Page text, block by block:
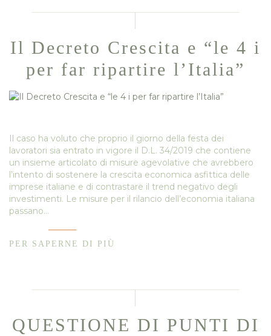
Il Decreto Crescita e “le 4 i
per far ripartire l’Italia”
Il caso ha voluto che proprio il giorno della festa dei
lavoratori sia entrato in vigore il D.L. 34/2019 che contiene
un insieme articolato di misure agevolative che avrebbero
l’intento di sostenere la crescita economica asfittica delle
imprese italiane e di contrastare il trend negativo degli
investimenti. Le misure per il rilancio dell’economia italiana
passano…
PER SAPERNE DI PIÙ
QUESTIONE DI PUNTI DI